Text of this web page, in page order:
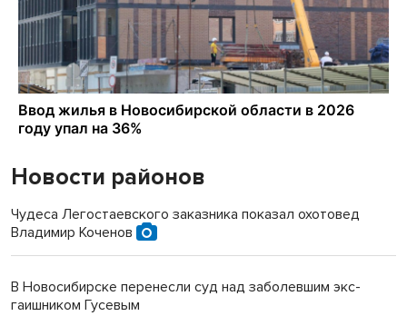
Новости районов
Чудеса Легостаевского заказника показал охотовед
Владимир Коченов
В Новосибирске перенесли суд над заболевшим экс-
гаишником Гусевым